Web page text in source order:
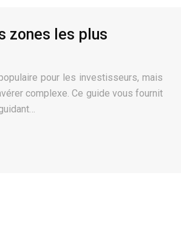
zones les plus
pour les investisseurs, mais
complexe. Ce guide vous fournit